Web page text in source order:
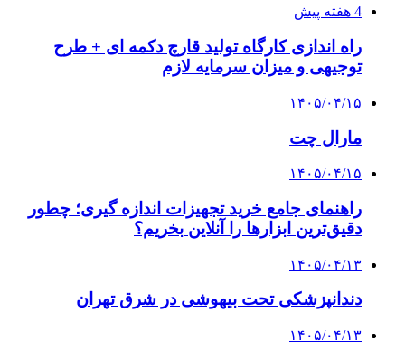
4 هفته پیش
راه اندازی کارگاه تولید قارچ دکمه ای + طرح
توجیهی و میزان سرمایه لازم
۱۴۰۵/۰۴/۱۵
مارال چت
۱۴۰۵/۰۴/۱۵
راهنمای جامع خرید تجهیزات اندازه گیری؛ چطور
دقیق‌ترین ابزارها را آنلاین بخریم؟
۱۴۰۵/۰۴/۱۳
دندانپزشکی تحت بیهوشی در شرق تهران
۱۴۰۵/۰۴/۱۳